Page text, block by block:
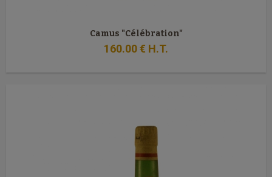
Camus "Célébration"
160.00€ H.T.